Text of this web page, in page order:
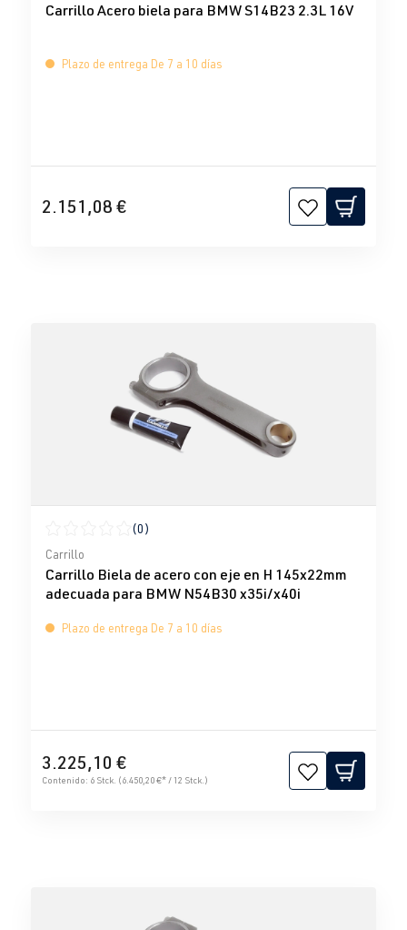
Carrillo Acero biela para BMW S14B23 2.3L 16V
Plazo de entrega De 7 a 10 días
2.151,08 €
Calificación promedio de 0 de 5 estrellas
(0)
Carrillo
Carrillo Biela de acero con eje en H 145x22mm
adecuada para BMW N54B30 x35i/x40i
Plazo de entrega De 7 a 10 días
3.225,10 €
Contenido: 6 Stck. (6.450,20 €* / 12 Stck.)